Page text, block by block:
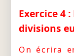
Exercice 4
divisions
On écrira